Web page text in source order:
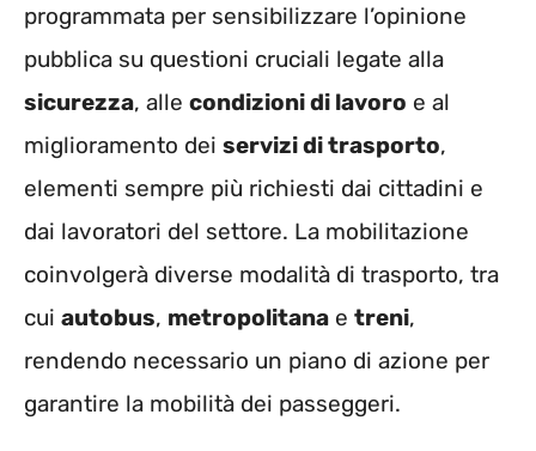
programmata per sensibilizzare l’opinione
pubblica su questioni cruciali legate alla
sicurezza, alle condizioni di lavoro e al
miglioramento dei servizi di trasporto,
elementi sempre più richiesti dai cittadini e
dai lavoratori del settore. La mobilitazione
coinvolgerà diverse modalità di trasporto, tra
cui autobus, metropolitana e treni,
rendendo necessario un piano di azione per
garantire la mobilità dei passeggeri.